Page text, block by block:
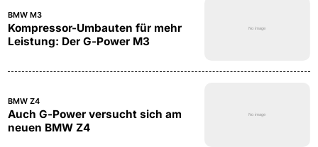
BMW M3
Kompressor-Umbauten für mehr
Leistung: Der G-Power M3
BMW Z4
Auch G-Power versucht sich am
neuen BMW Z4